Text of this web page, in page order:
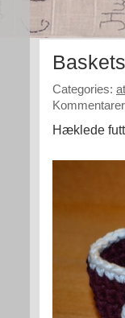
Categories:
Hæklede